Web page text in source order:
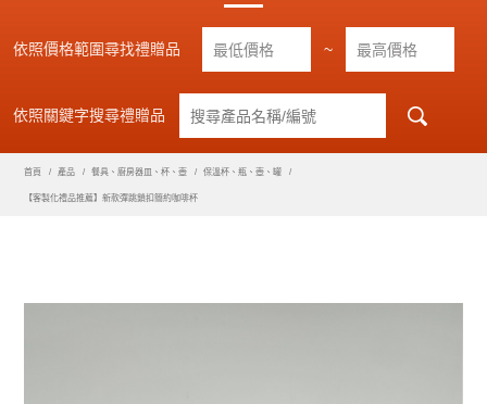
依照價格範圍尋找禮贈品 ~
依照關鍵字搜尋禮贈品
首頁 產品 餐具、廚房器皿、杯、壺 保溫杯、瓶、壺、罐
【客製化禮品推薦】新款彈跳鎖扣簡約咖啡杯